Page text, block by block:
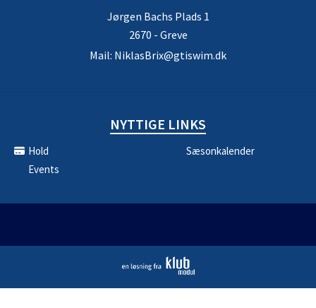
Jørgen Bachs Plads 1
2670 - Greve
Mail: NiklasBrix@gtiswim.dk
NYTTIGE LINKS
Hold
Sæsonkalender
Events